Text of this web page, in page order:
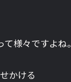
様々ですよね。
かける